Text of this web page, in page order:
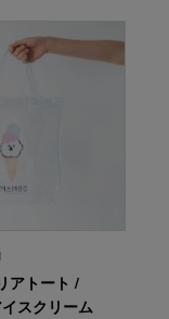
アトート /
スクリーム